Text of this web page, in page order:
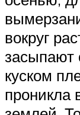
вокруг
засыпают
куском
проникла